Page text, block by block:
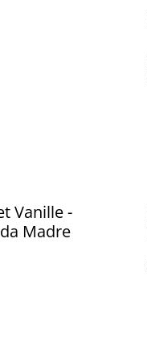
Vanille -
Madre